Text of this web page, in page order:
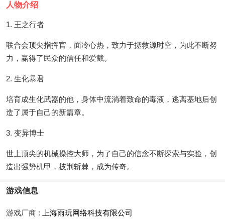
人物介绍
1. 王之行者
联合会顶尖指挥官，面冷心热，致力于拯救源时空，为此不断努
力，赢得了民众的信任和爱戴。
2. 生化暴君
培育成生化武器的他，身体中流淌着致命的毒液，逃离基地后创
造了属于自己的新篇章。
3. 变异博士
世上顶尖的机械操控大师，为了自己的信念不断探索与实验，创
造出强势机甲，披荆斩棘，成为传奇。
游戏信息
游戏厂商 :
上海雨玩网络科技有限公司